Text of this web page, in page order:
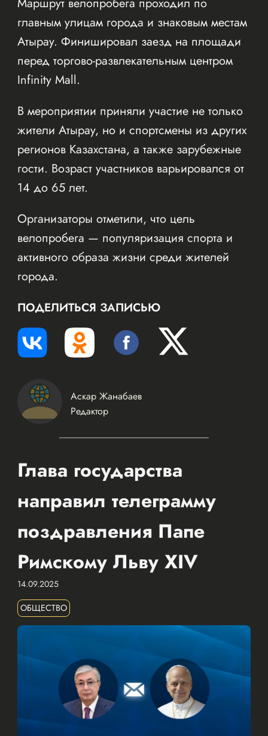
главным улицам города и знаковым местам
Атырау. Финишировал заезд на площади
перед торгово-развлекательным центром
Infinity Mall.
В мероприятии приняли участие не только
жители Атырау, но и спортсмены из других
регионов Казахстана, а также зарубежные
гости. Возраст участников варьировался от
14 до 65 лет.
Организаторы отметили, что цель
велопробега — популяризация спорта и
активного образа жизни среди жителей
города.
ПОДЕЛИТЬСЯ ЗАПИСЬЮ
Аскар Жанабаев
Редактор
Глава государства
направил телеграмму
поздравления Папе
Римскому Льву XIV
14.09.2025
ОБЩЕСТВО